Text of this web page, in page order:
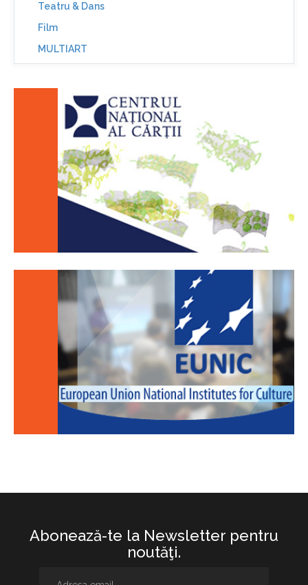
Teatru & Dans
Film
MULTIART
Abonează-te la Newsletter pentru
noutăţi.